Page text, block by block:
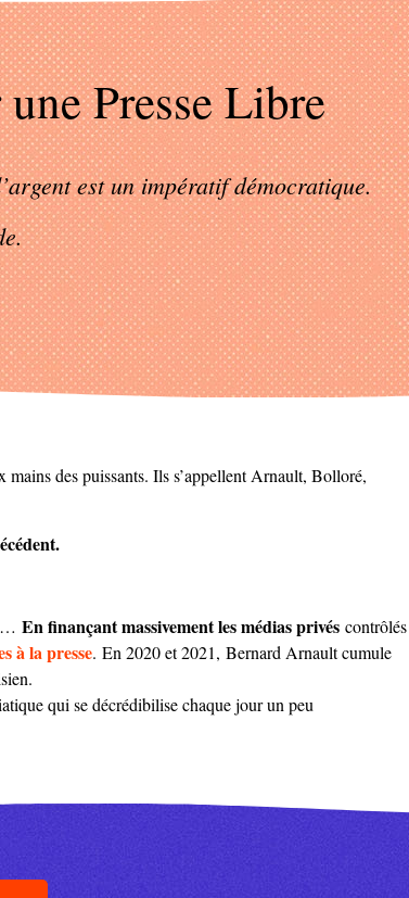
Presse Libre
est un impératif démocratique.
mains des puissants. Ils s’appellent Arnault, Bolloré,
En finançant massivement les médias privés contrôlés
à la presse. En 2020 et 2021, Bernard Arnault cumule
qui se décrédibilise chaque jour un peu